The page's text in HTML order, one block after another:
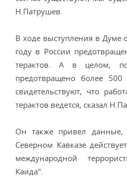
Н.Патрушев.
В ходе выступления в Думе
году в России
терактов. А в целом,
предотвращено более
свидетельствуют, что
терактов ведется, сказал
Он также привел данные,
Северном Кавказе
международной
Каида".